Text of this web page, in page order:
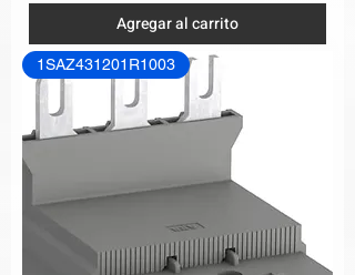
Agregar al carrito
1SAZ431201R1003